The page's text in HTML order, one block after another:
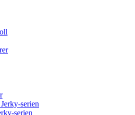
serien
serien